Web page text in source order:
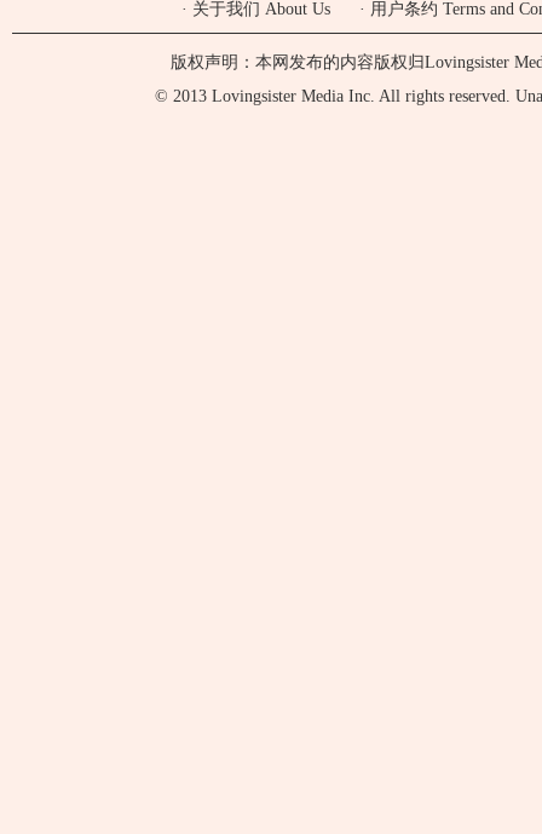
· 关于我们 About Us · 用户条约 Terms and
版权声明：本网发布的内容版权归Lovingsister
© 2013 Lovingsister Media Inc. All rights reserved.